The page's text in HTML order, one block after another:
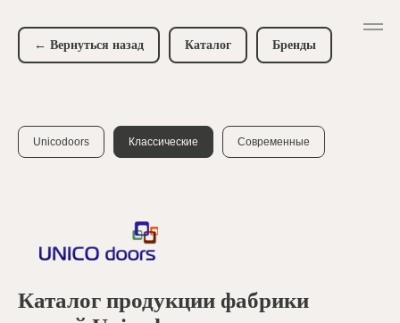
← Вернуться назад Каталог Бренды
Unicodoors Классические Современные
Каталог продукции фабрики